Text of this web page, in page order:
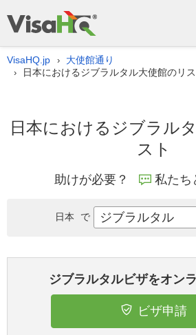
VisaHQ.jp › 大使館通り
› 日本におけるジブラルタル大使館のリス
日本におけるジブラル
スト
助けが必要？ 私たち
ジブラルタルビザをオン
ビザ申請
日本 で ジブラルタル